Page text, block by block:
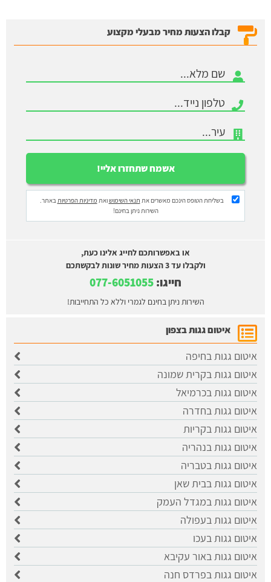
קבלו הצעות מחיר מבעלי מקצוע
בשליחת הטופס הינכם מאשרים את תנאי השימושואת מדיניות הפרטיותבאתר.
השירות ניתן בחינם!
או באפשרותכם לחייג אלינו כעת,
ולקבלו עד 3 הצעות מחיר שונות לבקשתכם
חייגו:
השירות ניתן בחינם לגמרי וללא כל התחייבות!
איטום גגות בצפון
איטום גגות בחיפה
איטום גגות בקרית שמונה
איטום גגות בכרמיאל
איטום גגות בחדרה
איטום גגות בקריות
איטום גגות בנהריה
איטום גגות בטבריה
איטום גגות בבית שאן
איטום גגות במגדל העמק
איטום גגות בעפולה
איטום גגות בעכו
איטום גגות באור עקיבא
איטום גגות בפרדס חנה